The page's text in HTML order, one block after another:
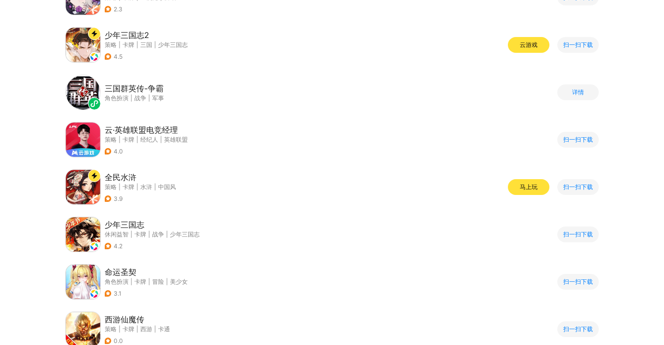
2.3
少年三国志2
策略 卡牌 三国
少年三国志
4.5
云游戏 扫一扫下载
三国群英传-争霸
角色扮演 战争 军事
详情
云·英雄联盟电竞经理
策略 卡牌 经纪人
英雄联盟
4.0
扫一扫下载
全民水浒
策略 卡牌 水浒
中国风
3.9
马上玩 扫一扫下载
少年三国志
休闲益智 卡牌 战争
少年三国志
4.2
扫一扫下载
命运圣契
角色扮演 卡牌 冒险
美少女
3.1
扫一扫下载
西游仙魔传
策略 卡牌 西游
卡通
0.0
扫一扫下载